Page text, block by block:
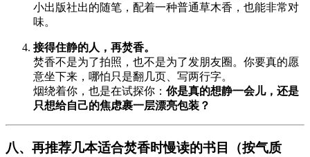
小出版社出的随笔，配着一种普通草木香，也能非常对
味。
接得住静的人，再焚香。
焚香不是为了拍照，也不是为了发朋友圈。你要真的愿
意坐下来，哪怕只是翻几页、写两行字。
烟绕着你，也是在试探你： 你是真的想静一会儿，还是
只想给自己的焦虑裹一层漂亮包装？
八、再推荐几本适合焚香时慢读的书目（按气质